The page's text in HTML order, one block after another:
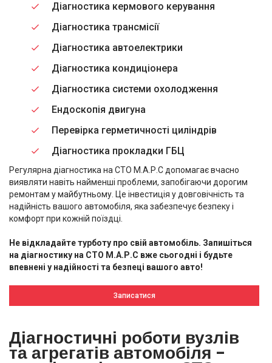
Діагностика кермового керування
Діагностика трансмісії
Діагностика автоелектрики
Діагностика кондиціонера
Діагностика системи охолодження
Ендоскопія двигуна
Перевірка герметичності циліндрів
Діагностика прокладки ГБЦ
Регулярна діагностика на СТО М.А.Р.С допомагає вчасно
виявляти навіть найменші проблеми, запобігаючи дорогим
ремонтам у майбутньому. Це інвестиція у довговічність та
надійність вашого автомобіля, яка забезпечує безпеку і
комфорт при кожній поїздці.
Не відкладайте турботу про свій автомобіль. Запишіться
на діагностику на СТО М.А.Р.С вже сьогодні і будьте
впевнені у надійності та безпеці вашого авто!
Записатися
Діагностичні роботи вузлів
та агрегатів автомобіля -